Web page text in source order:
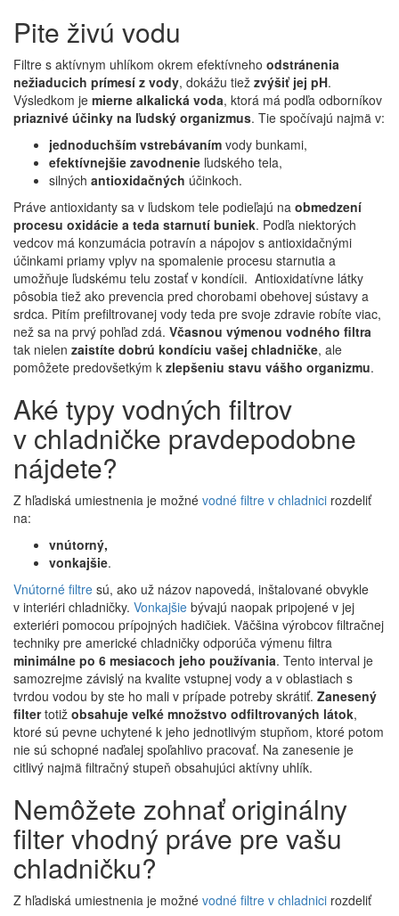
Pite živú vodu
Filtre s aktívnym uhlíkom okrem efektívneho odstránenia
nežiaducich prímesí z vody, dokážu tiež zvýšiť jej pH.
Výsledkom je mierne alkalická voda, ktorá má podľa odborníkov
priaznivé účinky na ľudský organizmus. Tie spočívajú najmä v:
jednoduchším vstrebávaním vody bunkami,
efektívnejšie zavodnenie ľudského tela,
silných antioxidačných účinkoch.
Práve antioxidanty sa v ľudskom tele podieľajú na obmedzení
procesu oxidácie a teda starnutí buniek. Podľa niektorých
vedcov má konzumácia potravín a nápojov s antioxidačnými
účinkami priamy vplyv na spomalenie procesu starnutia a
umožňuje ľudskému telu zostať v kondícii. Antioxidatívne látky
pôsobia tiež ako prevencia pred chorobami obehovej sústavy a
srdca. Pitím prefiltrovanej vody teda pre svoje zdravie robíte viac,
než sa na prvý pohľad zdá. Včasnou výmenou vodného filtra
tak nielen zaistíte dobrú kondíciu vašej chladničke, ale
pomôžete predovšetkým k zlepšeniu stavu vášho organizmu.
Aké typy vodných filtrov
v chladničke pravdepodobne
nájdete?
Z hľadiská umiestnenia je možné vodné filtre v chladnici rozdeliť
na:
vnútorný,
vonkajšie.
Vnútorné filtre sú, ako už názov napovedá, inštalované obvykle
v interiéri chladničky. Vonkajšie bývajú naopak pripojené v jej
exteriéri pomocou prípojných hadičiek. Väčšina výrobcov filtračnej
techniky pre americké chladničky odporúča výmenu filtra
minimálne po 6 mesiacoch jeho používania. Tento interval je
samozrejme závislý na kvalite vstupnej vody a v oblastiach s
tvrdou vodou by ste ho mali v prípade potreby skrátiť. Zanesený
filtertotiž obsahuje veľké množstvo odfiltrovaných látok,
ktoré sú pevne uchytené k jeho jednotlivým stupňom, ktoré potom
nie sú schopné naďalej spoľahlivo pracovať. Na zanesenie je
citlivý najmä filtračný stupeň obsahujúci aktívny uhlík.
Nemôžete zohnať originálny
filter vhodný práve pre vašu
chladničku?
Z hľadiská umiestnenia je možné vodné filtre v chladnici rozdeliť